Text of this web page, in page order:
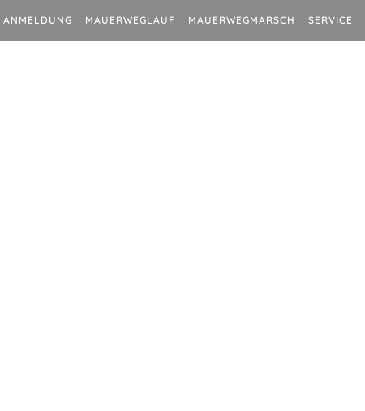
ANMELDUNG MAUERWEGLAUF MAUERWEGMARSCH SERVICE